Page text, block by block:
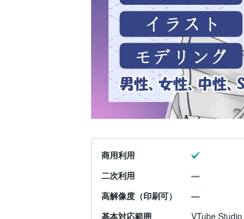
商用利用
二次利用
高解像度（印刷可）
基本対応範囲
VTube Studio